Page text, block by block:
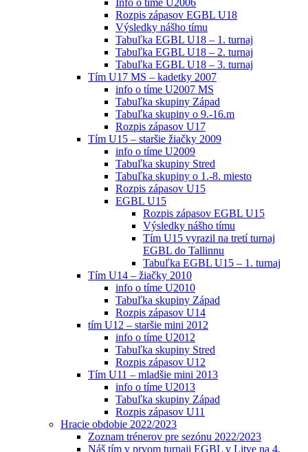
Rozpis zápasov EGBL U18
Výsledky nášho tímu
Tabuľka EGBL U18 – 1. turnaj
Tabuľka EGBL U18 – 2. turnaj
Tabuľka EGBL U18 – 3. turnaj
Tím U17 MS – kadetky 2007
info o tíme U2007 MS
Tabuľka skupiny Západ
Tabuľka skupiny o 9.-16.m
Rozpis zápasov U17
Tím U15 – staršie žiačky 2009
info o tíme U2009
Tabuľka skupiny Stred
Tabuľka skupiny o 1.-8. miesto
Rozpis zápasov U15
EGBL U15
Rozpis zápasov EGBL U15
Výsledky nášho tímu
Tím U15 vyrazil na tretí turnaj
EGBL do Tallinnu
Tabuľka EGBL U15 – 1. turnaj
Tím U14 – žiačky 2010
info o tíme U2010
Tabuľka skupiny Západ
Rozpis zápasov U14
tím U12 – staršie mini 2012
info o tíme U2012
Tabuľka skupiny Stred
Rozpis zápasov U12
Tím U11 – mladšie mini 2013
info o tíme U2013
Tabuľka skupiny Západ
Rozpis zápasov U11
Hracie obdobie 2022/2023
Zoznam trénerov pre sezónu 2022/2023
Náš tím v prvom turnaji EGBL v Litve na 4.